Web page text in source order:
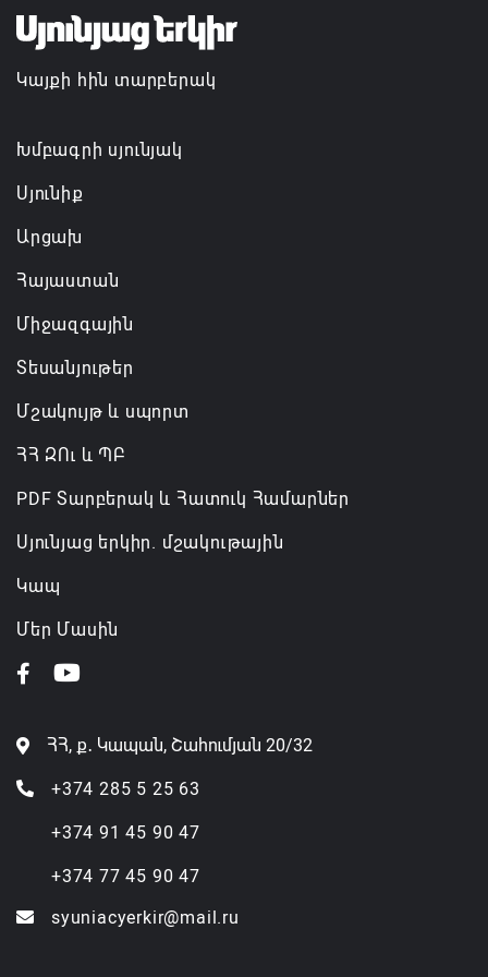
պահպանման, թե՛ արտաքին ճակատում հայ
ժողովրդի շահերի պաշտպանության գործը
06.08.2026 14:18
Անդրանիկ Սիմոնյանը վերանշանակվել է ԱԱԾ
ազատվել է պաշտոնից
06.08.2026 14:16
նախարարությունների անվանումները
06.08.2026 12:45
Կայքի հին տարբերակ
Խմբագրի սյունյակ
Սյունիք
Արցախ
Հայաստան
Միջազգային
Տեսանյութեր
Մշակույթ և սպորտ
ՀՀ ԶՈւ և ՊԲ
PDF Տարբերակ և Հատուկ Համարներ
Սյունյաց երկիր. մշակութային
Կապ
Մեր Մասին
ՀՀ, ք․ Կապան, Շահումյան 20/32
+374 285 5 25 63
+374 91 45 90 47
+374 77 45 90 47
syuniacyerkir@mail.ru